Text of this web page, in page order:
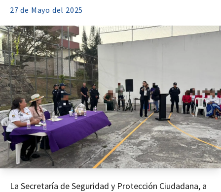
27 de Mayo del 2025
La Secretaría de Seguridad y Protección Ciudadana, a